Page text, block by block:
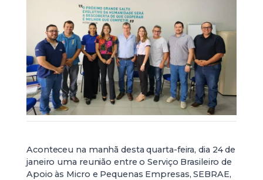
Aconteceu na manhã desta quarta-feira, dia 24 de
janeiro uma reunião entre o Serviço Brasileiro de
Apoio às Micro e Pequenas Empresas, SEBRAE,